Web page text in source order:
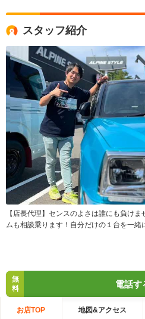
スタッフ紹介
【店長代理】センスのよさは誰にも負けま
ムも相談乗ります！自分だけの１台を一緒
無
料
電話す
お店TOP 地図&アクセス